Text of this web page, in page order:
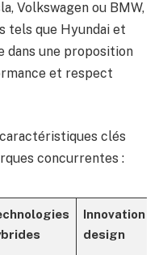
Volkswagen ou BMW,
tels que Hyundai et
dans une proposition
et respect
clés
concurrentes :
Innovation
design